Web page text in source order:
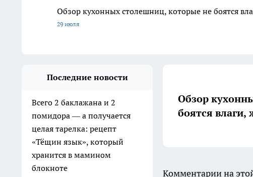
Обзор кухонных столешниц, которые не боятся
29 июля
Последние новости
Всего 2 баклажана и 2
помидора — а получается
целая тарелка: рецепт
«Тёщин язык», который
хранится в мамином
блокноте
Обзор
боятся влаги,
Комментарии на